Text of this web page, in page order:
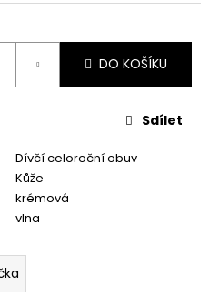
DO KOŠÍKU
Dívčí celoroční obuv
Kůže
krémová
vlna
Sdílet